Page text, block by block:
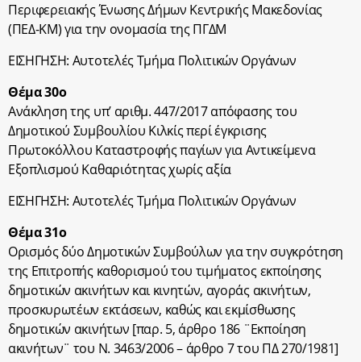
Περιφερειακής Ένωσης Δήμων Κεντρικής Μακεδονίας
(ΠΕΔ-ΚΜ) για την ονομασία της ΠΓΔΜ
ΕΙΣΗΓΗΣΗ: Αυτοτελές Τμήμα Πολιτικών Οργάνων
Θέμα 30ο
Ανάκληση της υπ’ αριθμ. 447/2017 απόφασης του
Δημοτικού Συμβουλίου Κιλκίς περί έγκρισης
Πρωτοκόλλου Καταστροφής παγίων για Αντικείμενα
Εξοπλισμού Καθαριότητας χωρίς αξία
ΕΙΣΗΓΗΣΗ: Αυτοτελές Τμήμα Πολιτικών Οργάνων
Θέμα 31ο
Ορισμός δύο Δημοτικών Συμβούλων για την συγκρότηση
της Επιτροπής καθορισμού του τιμήματος εκποίησης
δημοτικών ακινήτων και κινητών, αγοράς ακινήτων,
προσκυρωτέων εκτάσεων, καθώς και εκμίσθωσης
δημοτικών ακινήτων [παρ. 5, άρθρο 186 ¨Εκποίηση
ακινήτων¨ του Ν. 3463/2006 – άρθρο 7 του ΠΔ 270/1981]